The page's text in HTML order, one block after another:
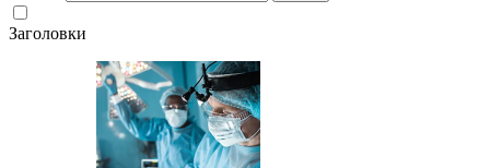
Заголовки